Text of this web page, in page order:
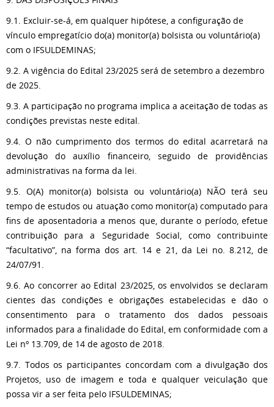
9.1. Excluir-se-á, em qualquer hipótese, a configuração de
vínculo empregatício do(a) monitor(a) bolsista ou voluntário(a)
com o IFSULDEMINAS;
9.2. A vigência do Edital 23/2025 será de setembro a dezembro
de 2025.
9.3. A participação no programa implica a aceitação de todas as
condições previstas neste edital.
9.4. O não cumprimento dos termos do edital acarretará na
devolução do auxílio financeiro, seguido de providências
administrativas na forma da lei.
9.5. O(A) monitor(a) bolsista ou voluntário(a) NÃO terá seu
tempo de estudos ou atuação como monitor(a) computado para
fins de aposentadoria a menos que, durante o período, efetue
contribuição para a Seguridade Social, como contribuinte
“facultativo”, na forma dos art. 14 e 21, da Lei no. 8.212, de
24/07/91.
9.6. Ao concorrer ao Edital 23/2025, os envolvidos se declaram
cientes das condições e obrigações estabelecidas e dão o
consentimento para o tratamento dos dados pessoais
informados para a finalidade do Edital, em conformidade com a
Lei nº 13.709, de 14 de agosto de 2018.
9.7. Todos os participantes concordam com a divulgação dos
Projetos, uso de imagem e toda e qualquer veiculação que
possa vir a ser feita pelo IFSULDEMINAS;